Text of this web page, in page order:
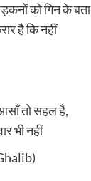
को गिन के बता
है कि नहीं
तो सहल है,
भी नहीं